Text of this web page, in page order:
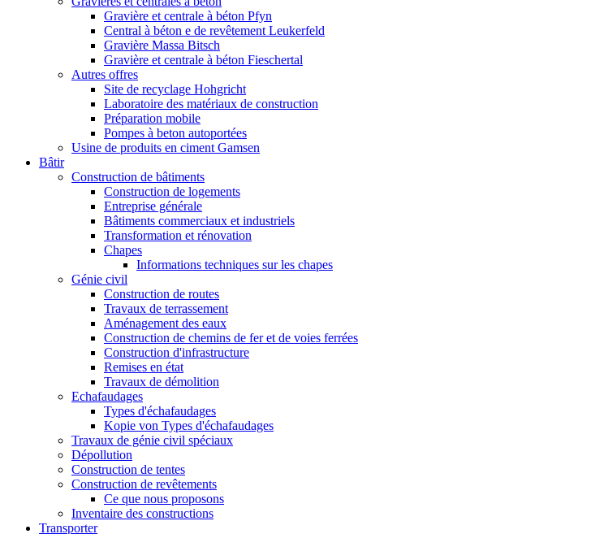
Gravière et centrale à béton Pfyn
Central à béton e de revêtement Leukerfeld
Gravière Massa Bitsch
Gravière et centrale à béton Fieschertal
Autres offres
Site de recyclage Hohgricht
Laboratoire des matériaux de construction
Préparation mobile
Pompes à beton autoportées
Usine de produits en ciment Gamsen
Bâtir
Construction de bâtiments
Construction de logements
Entreprise générale
Bâtiments commerciaux et industriels
Transformation et rénovation
Chapes
Informations techniques sur les chapes
Génie civil
Construction de routes
Travaux de terrassement
Aménagement des eaux
Construction de chemins de fer et de voies ferrées
Construction d'infrastructure
Remises en état
Travaux de démolition
Echafaudages
Types d'échafaudages
Kopie von Types d'échafaudages
Travaux de génie civil spéciaux
Dépollution
Construction de tentes
Construction de revêtements
Ce que nous proposons
Inventaire des constructions
Transporter